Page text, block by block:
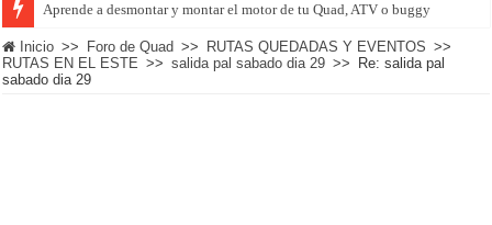
Aprende a desmontar y montar el motor de tu Quad, ATV o buggy
Inicio >> Foro de Quad >> RUTAS QUEDADAS Y EVENTOS >>
RUTAS EN EL ESTE >> salida pal sabado dia 29 >>
Re: salida pal
sabado dia 29